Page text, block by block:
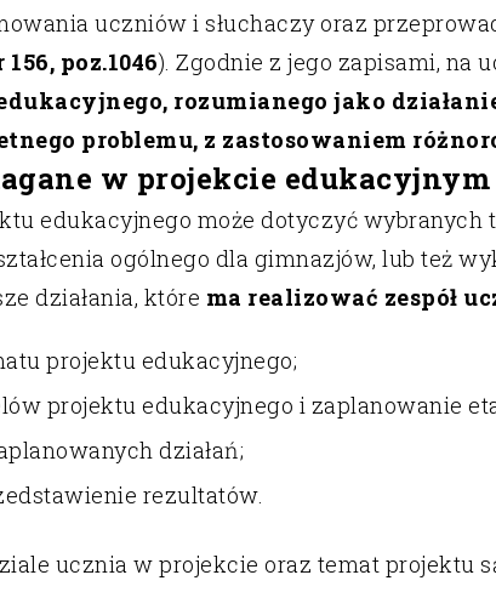
uczniów i słuchaczy oraz
156, poz.1046). Zgodnie z jego zapisami, na
rozumianego jako
problemu, z zastosowaniem
w projekcie edukacyjnym
edukacyjnego może dotyczyć
ogólnego dla gimnazjów, lub też
działania, które ma realizować zespół
projektu edukacyjnego;
projektu edukacyjnego i zaplanowanie
działań;
rezultatów.
ucznia w projekcie oraz temat projektu